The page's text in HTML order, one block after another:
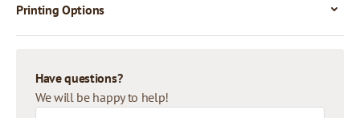
Printing Options
Have questions?
We will be happy to help!